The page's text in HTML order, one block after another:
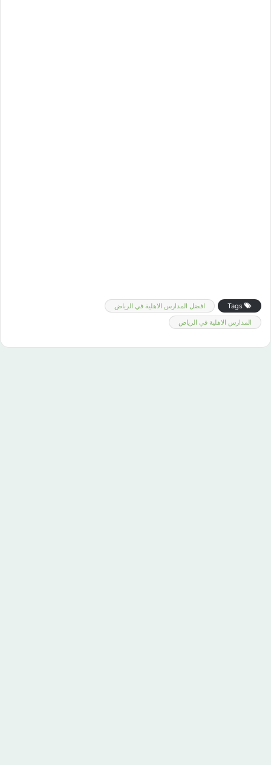
افضل المدارس الاهلية في الرياض
المدارس الاهلية في الرياض